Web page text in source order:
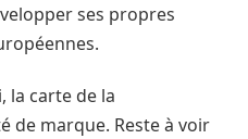
ses propres
la carte de la
de marque. Reste à voir